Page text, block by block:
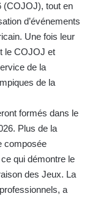
(COJOJ), tout en
d’événements
Une fois leur
le COJOJ et
de la
de la
formés dans le
Plus de la
composée
qui démontre le
des Jeux. La
a